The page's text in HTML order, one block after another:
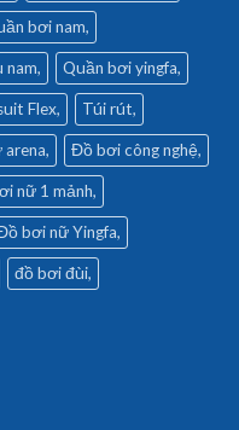
bơi nam
nam Quần bơi yingfa
Flex Túi rút
Đồ bơi công nghệ
nữ 1 mảnh
bơi nữ Yingfa
đồ bơi đùi